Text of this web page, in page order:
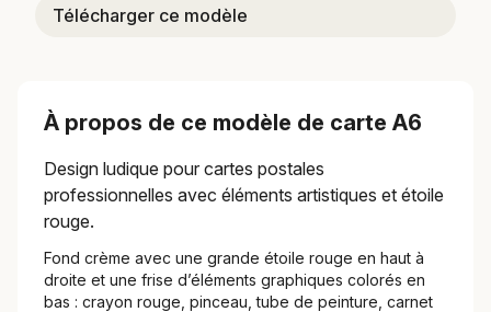
Télécharger ce modèle
À propos de ce modèle de carte A6
Design ludique pour cartes postales
professionnelles avec éléments artistiques et étoile
rouge.
Fond crème avec une grande étoile rouge en haut à
droite et une frise d’éléments graphiques colorés en
bas : crayon rouge, pinceau, tube de peinture, carnet